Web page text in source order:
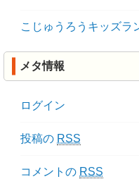
こじゅうろうキッズラ
メタ情報
ログイン
投稿の RSS
コメントの RSS